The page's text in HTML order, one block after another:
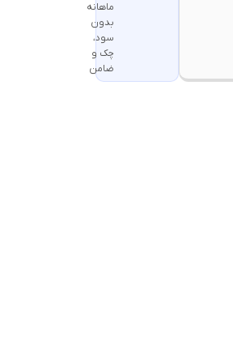
ماهانه
بدون
سود،
چک و
ضامن